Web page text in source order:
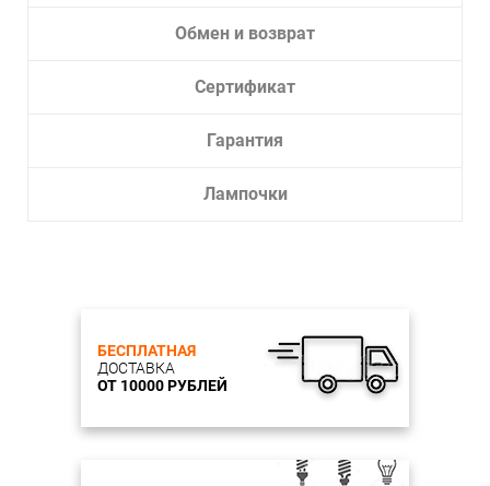
Обмен и возврат
Сертификат
Гарантия
Лампочки
БЕСПЛАТНАЯ
ДОСТАВКА
ОТ 10000 РУБЛЕЙ